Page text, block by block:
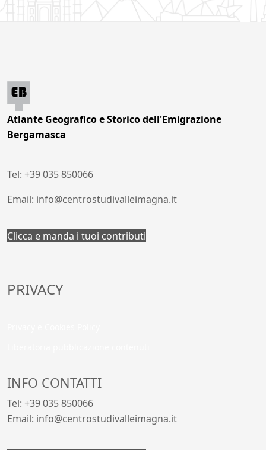
Atlante Geografico e Storico dell'Emigrazione
Bergamasca
Tel: +39 035 850066
Email: info@centrostudivalleimagna.it
Clicca e manda i tuoi contributi
PRIVACY
INFO CONTATTI
Tel: +39 035 850066
Email: info@centrostudivalleimagna.it